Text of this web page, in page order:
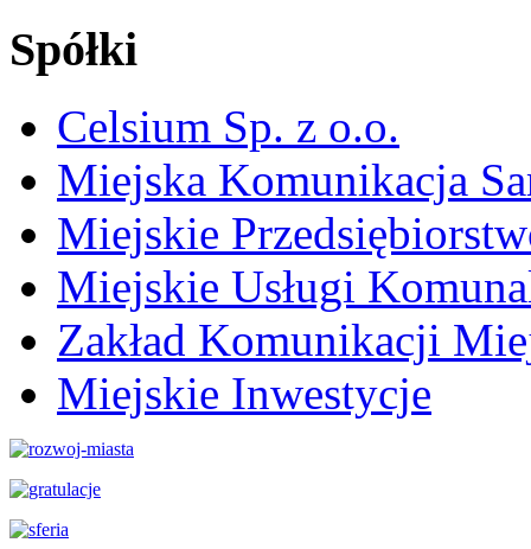
Spółki
Celsium Sp. z o.o.
Miejska Komunikacja
Miejskie
Miejskie Usługi
Zakład Komunikacji
Miejskie Inwestycje